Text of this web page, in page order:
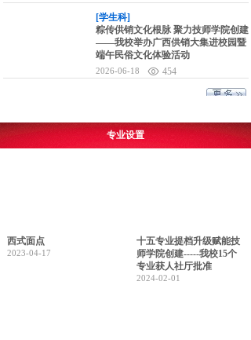
[学生科]
粽传供销文化根脉 聚力技师学院创建
——我校举办广西供销大集进校园暨
端午民俗文化体验活动
2026-06-18 454
专业设置
西式面点
2023-04-17
十五专业提档升级赋能技
师学院创建-----我校15个
专业获人社厅批准
2024-02-01